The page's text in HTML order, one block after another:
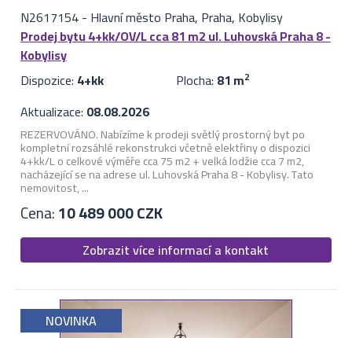
N2617154- Hlavní město Praha, Praha, Kobylisy
Prodej bytu 4+kk/OV/L cca 81 m2 ul. Luhovská Praha 8 -
Kobylisy
Dispozice: 4+kk Plocha: 81 m2
Aktualizace: 08.08.2026
REZERVOVÁNO. Nabízíme k prodeji světlý prostorný byt po
kompletní rozsáhlé rekonstrukci včetně elektřiny o dispozici
4+kk/L o celkové výměře cca 75 m2 + velká lodžie cca 7 m2,
nacházející se na adrese ul. Luhovská Praha 8 - Kobylisy. Tato
nemovitost, ...
Cena:10 489 000 CZK
Zobrazit více informací a kontakt
NOVINKA